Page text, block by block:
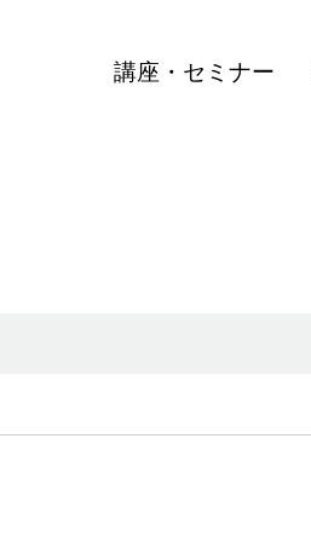
講座・セミナー